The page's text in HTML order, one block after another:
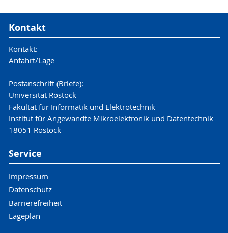
Kontakt
Kontakt:
Anfahrt/Lage
Postanschrift (Briefe):
Universität Rostock
Fakultät für Informatik und Elektrotechnik
Institut für Angewandte Mikroelektronik und Datentechnik
18051 Rostock
Service
Impressum
Datenschutz
Barrierefreiheit
Lageplan